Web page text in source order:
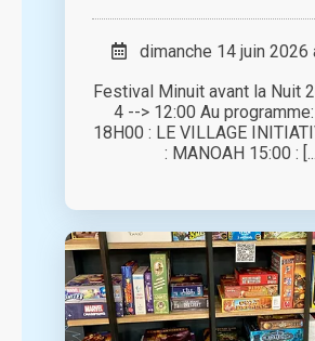
dimanche 14 juin 2026
Festival Minuit avant la Nuit
4 --> 12:00 Au
18H00 : LE VILLAGE
: MANOAH 15:00 : [...]